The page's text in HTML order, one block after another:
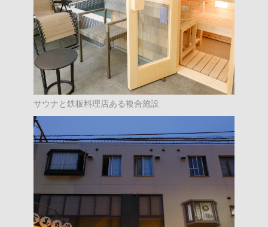
サウナと鉄板料理店ある複合施設